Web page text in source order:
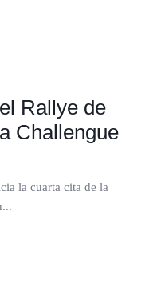
Rallye de
Challengue
la cuarta cita de la